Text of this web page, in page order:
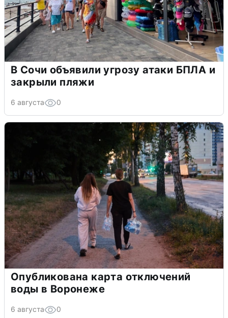
В Сочи объявили угрозу атаки БПЛА и
закрыли пляжи
6 августа 0
Опубликована карта отключений
воды в Воронеже
6 августа 0